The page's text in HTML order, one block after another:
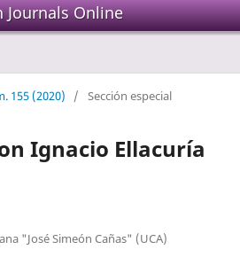
Journals Online
155 (2020) / Sección especial
Ignacio Ellacuría
"José Simeón Cañas" (UCA)